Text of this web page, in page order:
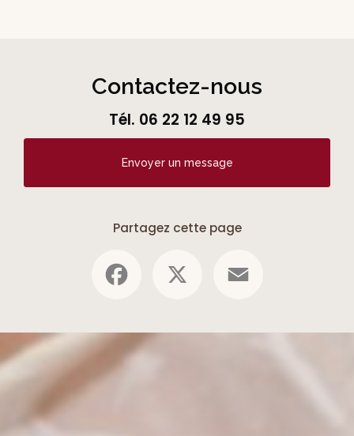
Contactez-nous
Tél. 06 22 12 49 95
Envoyer un message
Partagez cette page